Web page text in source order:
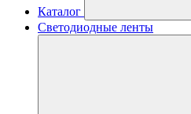
Каталог
Светодиодные ленты